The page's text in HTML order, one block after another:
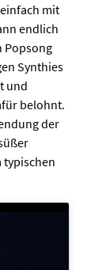
mit
endlich
Popsong
Synthies
und
belohnt.
der
typischen